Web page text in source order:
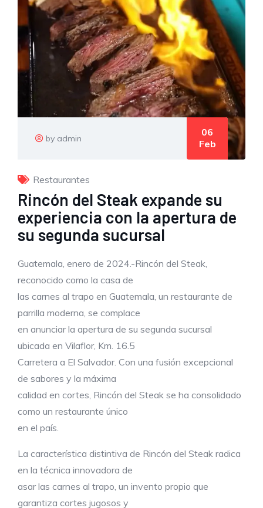
by admin
06
Feb
Restaurantes
Rincón del Steak expande su
experiencia con la apertura de
su segunda sucursal
Guatemala, enero de 2024.-Rincón del Steak,
reconocido como la casa de
las carnes al trapo en Guatemala, un restaurante de
parrilla moderna, se complace
en anunciar la apertura de su segunda sucursal
ubicada en Vilaflor, Km. 16.5
Carretera a El Salvador. Con una fusión excepcional
de sabores y la máxima
calidad en cortes, Rincón del Steak se ha consolidado
como un restaurante único
en el país.
La característica distintiva de Rincón del Steak radica
en la técnica innovadora de
asar las carnes al trapo, un invento propio que
garantiza cortes jugosos y